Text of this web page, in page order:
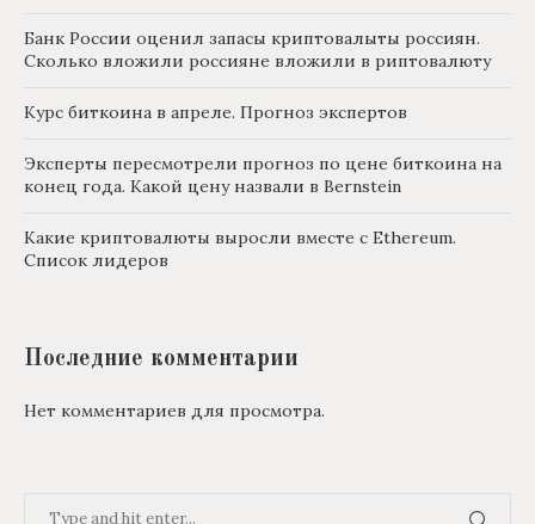
Банк России оценил запасы криптовалыты россиян.
Сколько вложили россияне вложили в риптовалюту
Курс биткоина в апреле. Прогноз экспертов
Эксперты пересмотрели прогноз по цене биткоина на
конец года. Какой цену назвали в Bernstein
Какие криптовалюты выросли вместе с Ethereum.
Список лидеров
Последние комментарии
Нет комментариев для просмотра.